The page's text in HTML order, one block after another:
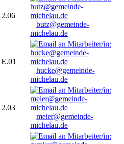
2.06
butz@gemeinde-
michelau.de
E.01
hucke@gemeinde-
michelau.de
2.03
meier@gemeinde-
michelau.de